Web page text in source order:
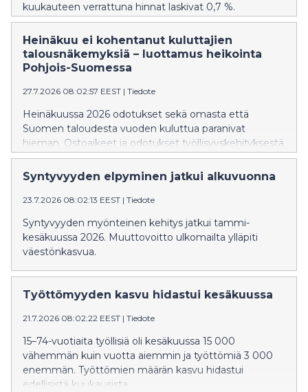
kuukauteen verrattuna hinnat laskivat 0,7 %.
Heinäkuu ei kohentanut kuluttajien
talousnäkemyksiä – luottamus heikointa
Pohjois-Suomessa
27.7.2026 08:02:57 EEST | Tiedote
Heinäkuussa 2026 odotukset sekä omasta että
Suomen taloudesta vuoden kuluttua paranivat
hieman. Ostoaikeet ja odotukset työllisyyskehityksestä
pysyivät heikkoina.
Syntyvyyden elpyminen jatkui alkuvuonna
23.7.2026 08:02:13 EEST | Tiedote
Syntyvyyden myönteinen kehitys jatkui tammi-
kesäkuussa 2026. Muuttovoitto ulkomailta ylläpiti
väestönkasvua.
Työttömyyden kasvu hidastui kesäkuussa
21.7.2026 08:02:22 EEST | Tiedote
15–74-vuotiaita työllisiä oli kesäkuussa 15 000
vähemmän kuin vuotta aiemmin ja työttömiä 3 000
enemmän. Työttömien määrän kasvu hidastui
edellisistä kuukausista.